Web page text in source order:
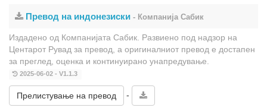
Превод на индонезиски - Компанија Сабик
Издадено од Компанијата Сабик. Развиено под надзор на
Центарот Рувад за превод, а оригиналниот превод е достапен
за преглед, оценка и континуирано унапредување.
2025-06-02 - V1.1.3
Прелистување на превод -